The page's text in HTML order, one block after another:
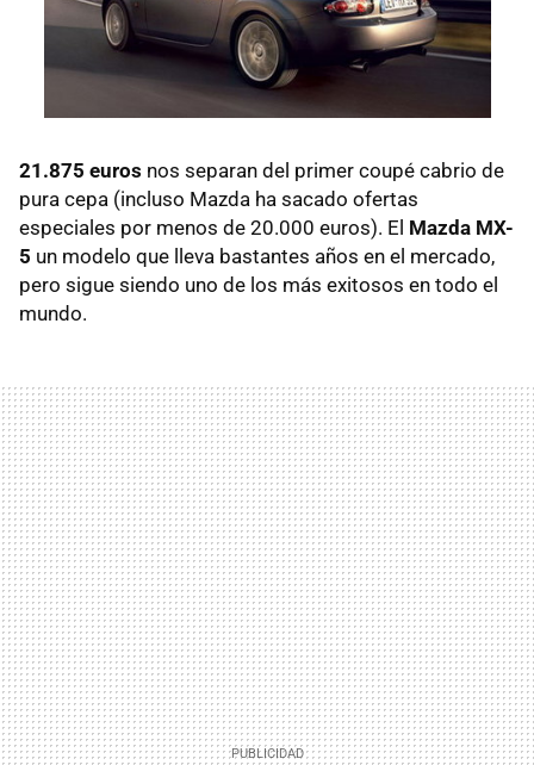
21.875 euros nos separan del primer coupé cabrio de
pura cepa (incluso Mazda ha sacado ofertas
especiales por menos de 20.000 euros). El Mazda MX-
5 un modelo que lleva bastantes años en el mercado,
pero sigue siendo uno de los más exitosos en todo el
mundo.